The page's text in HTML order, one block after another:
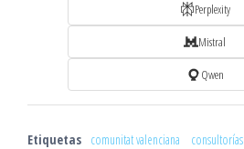
Perplexity
Mistral
Qwen
Etiquetas comunitat valenciana consultorías